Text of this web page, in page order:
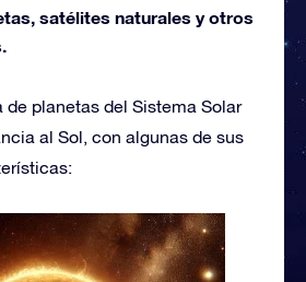
satélites naturales y otros
de planetas del Sistema Solar
al Sol, con algunas de sus